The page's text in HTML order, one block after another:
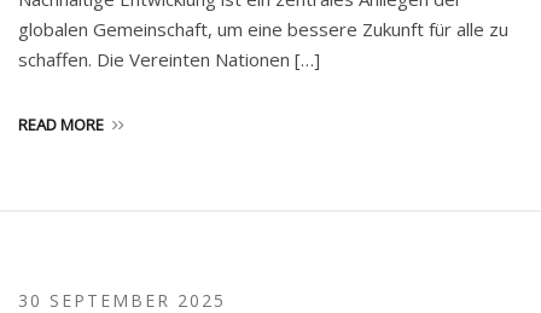
globalen Gemeinschaft, um eine bessere Zukunft für alle zu
schaffen. Die Vereinten Nationen […]
READ MORE
30 SEPTEMBER 2025